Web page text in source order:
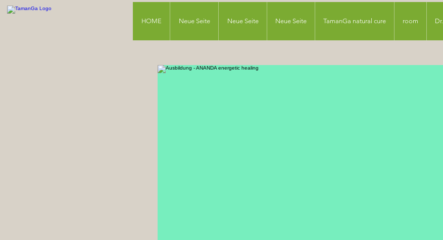
HOME Neue Seite Neue Seite Neue Seite TamanGa natural cure room